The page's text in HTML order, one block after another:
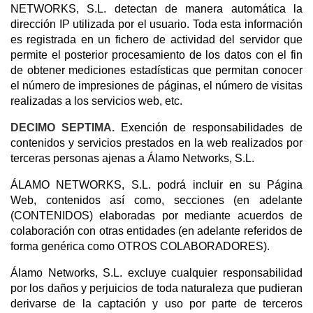
NETWORKS, S.L. detectan de manera automática la
dirección IP utilizada por el usuario. Toda esta información
es registrada en un fichero de actividad del servidor que
permite el posterior procesamiento de los datos con el fin
de obtener mediciones estadísticas que permitan conocer
el número de impresiones de páginas, el número de visitas
realizadas a los servicios web, etc.
DECIMO SEPTIMA.
Exención de responsabilidades de
contenidos y servicios prestados en la web realizados por
terceras personas ajenas a Álamo Networks, S.L.
ÁLAMO NETWORKS, S.L. podrá incluir en su Página
Web, contenidos así como, secciones (en adelante
(CONTENIDOS) elaboradas por mediante acuerdos de
colaboración con otras entidades (en adelante referidos de
forma genérica como OTROS COLABORADORES).
Álamo Networks, S.L. excluye cualquier responsabilidad
por los daños y perjuicios de toda naturaleza que pudieran
derivarse de la captación y uso por parte de terceros